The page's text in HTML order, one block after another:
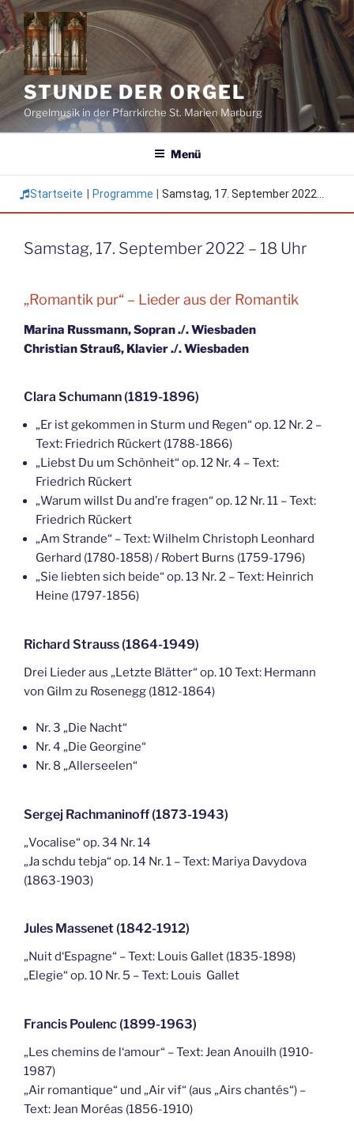
Zum
Inhalt
springen
STUNDE DER ORGEL
Orgelmusik in der Pfarrkirche St. Marien Marburg
Menü
Startseite Programme Samstag, 17. September 2022...
Samstag, 17. September 2022 – 18 Uhr
„Romantik pur“ – Lieder aus der Romantik
Marina Russmann, Sopran ./. Wiesbaden
Christian Strauß, Klavier ./. Wiesbaden
Clara Schumann (1819-1896)
„Er ist gekommen in Sturm und Regen“ op. 12 Nr. 2 –
Text: Friedrich Rückert (1788-1866)
„Liebst Du um Schönheit“ op. 12 Nr. 4 – Text:
Friedrich Rückert
„Warum willst Du and’re fragen“ op. 12 Nr. 11 – Text:
Friedrich Rückert
„Am Strande“ – Text: Wilhelm Christoph Leonhard
Gerhard (1780-1858) / Robert Burns (1759-1796)
„Sie liebten sich beide“ op. 13 Nr. 2 – Text: Heinrich
Heine (1797-1856)
Richard Strauss (1864-1949)
Drei Lieder aus „Letzte Blätter“ op. 10 Text: Hermann
von Gilm zu Rosenegg (1812-1864)
Nr. 3 „Die Nacht“
Nr. 4 „Die Georgine“
Nr. 8 „Allerseelen“
Sergej Rachmaninoff (1873-1943)
„Vocalise“ op. 34 Nr. 14
„Ja schdu tebja“ op. 14 Nr. 1 – Text: Mariya Davydova
(1863-1903)
Jules Massenet (1842-1912)
„Nuit d‘Espagne“ – Text: Louis Gallet (1835-1898)
„Elegie“ op. 10 Nr. 5 – Text: Louis Gallet
Francis Poulenc (1899-1963)
„Les chemins de l‘amour“ – Text: Jean Anouilh (1910-
1987)
„Air romantique“ und „Air vif“ (aus „Airs chantés“) –
Text: Jean Moréas (1856-1910)